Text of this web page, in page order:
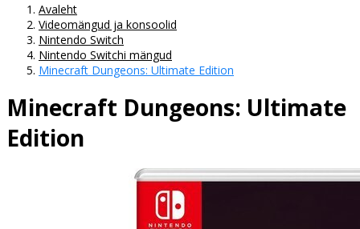
Avaleht
Videomängud ja konsoolid
Nintendo Switch
Nintendo Switchi mängud
Minecraft Dungeons: Ultimate Edition
Minecraft Dungeons: Ultimate
Edition